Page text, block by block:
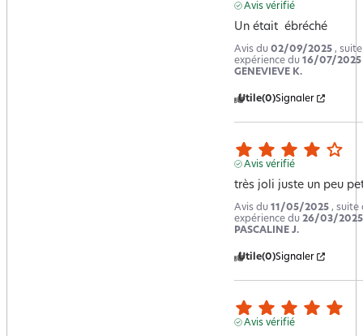
Avis vérifié
Un était  ébréché
Avis du 02/09/2025 ,
expérience du 16/07/2025
GENEVIEVE K.
Utile(0)Signaler
Avis vérifié
très joli juste un peu
Avis du 11/05/2025 , suite
expérience du 26/03/2025
PASCALINE J.
Utile(0)Signaler
Avis vérifié